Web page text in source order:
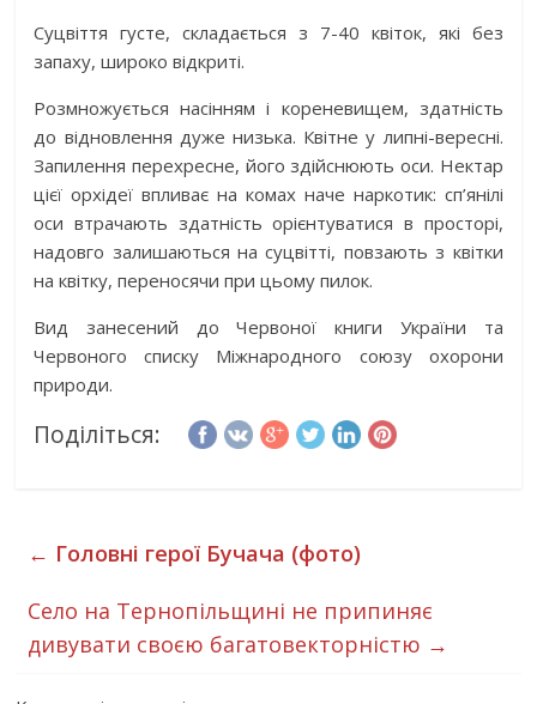
Суцвіття густе, складається з 7-40 квіток, які без
запаху, широко відкриті.
Розмножується насінням і кореневищем, здатність
до відновлення дуже низька. Квітне у липні-вересні.
Запилення перехресне, його здійснюють оси. Нектар
цієї орхідеї впливає на комах наче наркотик: сп’янілі
оси втрачають здатність орієнтуватися в просторі,
надовго залишаються на суцвітті, повзають з квітки
на квітку, переносячи при цьому пилок.
Вид занесений до Червоної книги України та
Червоного списку Міжнародного союзу охорони
природи.
Поділіться:
← Головні герої Бучача (фото)
Село на Тернопільщині не припиняє
дивувати своєю багатовекторністю →